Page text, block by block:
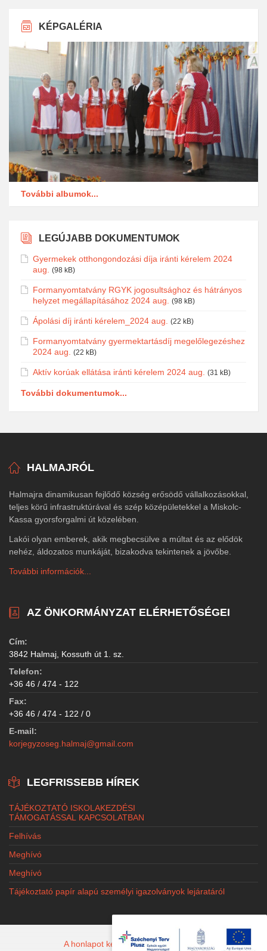
KÉPGALÉRIA
További albumok...
LEGÚJABB DOKUMENTUMOK
Gyermekek otthongondozási díja iránti kérelem 2024
aug. (98 kB)
Formanyomtatvány RGYK jogosultsághoz és hátrányos
helyzet megállapításához 2024 aug. (98 kB)
Ápolási díj iránti kérelem_2024 aug. (22 kB)
Formanyomtatvány gyermektartásdíj megelőlegezéshez
2024 aug. (22 kB)
Aktív korúak ellátása iránti kérelem 2024 aug. (31 kB)
További dokumentumok...
HALMAJRÓL
Halmajra dinamikusan fejlődő község erősödő vállalkozásokkal,
teljes körű infrastruktúrával és szép középületekkel a Miskolc-
Kassa gyorsforgalmi út közelében.
Lakói olyan emberek, akik megbecsülve a múltat és az elődök
nehéz, áldozatos munkáját, bizakodva tekintenek a jövőbe.
További információk...
AZ ÖNKORMÁNYZAT ELÉRHETŐSÉGEI
Cím:
3842 Halmaj, Kossuth út 1. sz.
Telefon:
+36 46 / 474 - 122
Fax:
+36 46 / 474 - 122 / 0
E-mail:
korjegyzoseg.halmaj@gmail.com
LEGFRISSEBB HÍREK
TÁJÉKOZTATÓ ISKOLAKEZDÉSI
TÁMOGATÁSSAL KAPCSOLATBAN
Felhívás
Meghívó
Meghívó
Tájékoztató papír alapú személyi igazolványok lejáratáról
A honlapot készítette: Jacobi Marketing